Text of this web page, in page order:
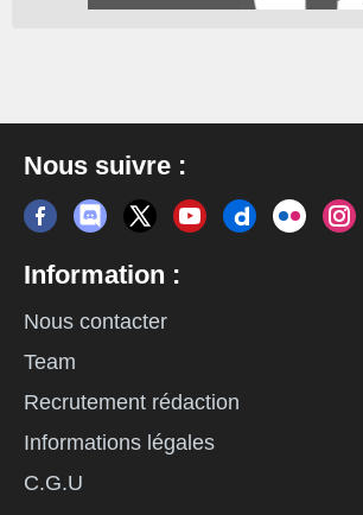
Nous suivre :
Information :
Nous contacter
Team
Recrutement rédaction
Informations légales
C.G.U